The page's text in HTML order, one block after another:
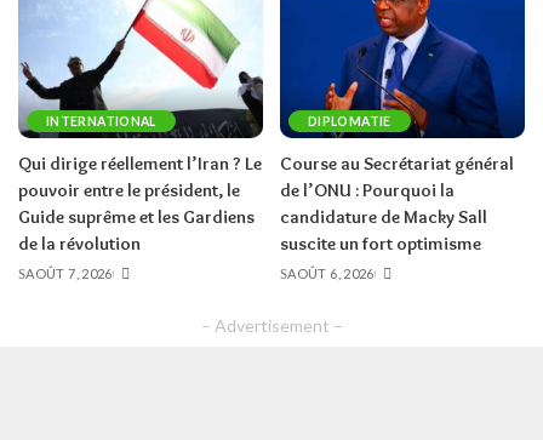
INTERNATIONAL
Qui dirige réellement l’Iran ? Le
pouvoir entre le président, le
Guide suprême et les Gardiens
de la révolution
AOÛT 7, 2026
DIPLOMATIE
Course au Secrétariat général
de l’ONU : Pourquoi la
candidature de Macky Sall
suscite un fort optimisme
AOÛT 6, 2026
– Advertisement –